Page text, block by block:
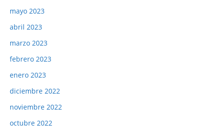
mayo 2023
abril 2023
marzo 2023
febrero 2023
enero 2023
diciembre 2022
noviembre 2022
octubre 2022